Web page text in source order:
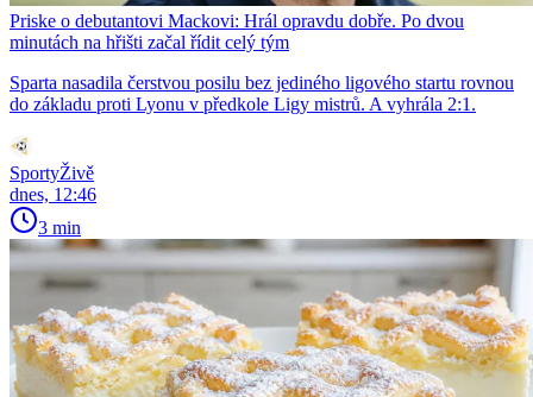
Priske o debutantovi Mackovi: Hrál opravdu dobře. Po dvou
minutách na hřišti začal řídit celý tým
Sparta nasadila čerstvou posilu bez jediného ligového startu rovnou
do základu proti Lyonu v předkole Ligy mistrů. A vyhrála 2:1.
SportyŽivě
dnes, 12:46
3 min